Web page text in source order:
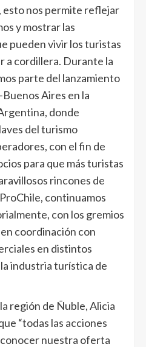
esto nos permite reflejar
y mostrar las
pueden vivir los turistas
a cordillera. Durante la
parte del lanzamiento
Aires en la
donde
del turismo
con el fin de
para que más turistas
rincones de
continuamos
con los gremios
coordinación con
en distintos
industria turística de
región de Ñuble, Alicia
“todas las acciones
nuestra oferta